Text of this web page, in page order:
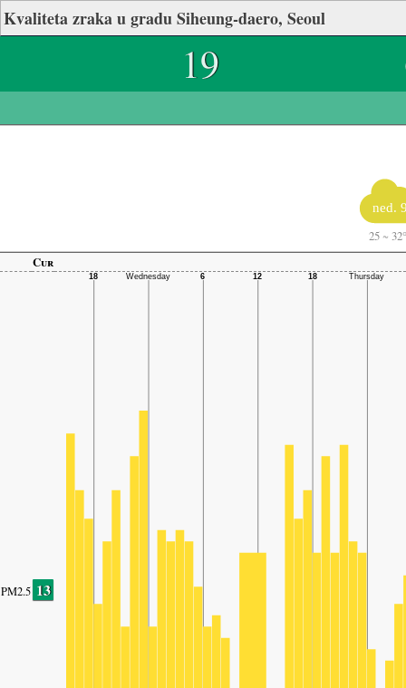
Kvaliteta zraka u gradu Siheung-daero, Seoul
19
ned.
25 ~
Cur
PM2.5 13